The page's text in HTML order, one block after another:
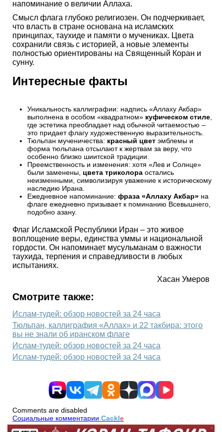
напоминание о величии Аллаха.
Смысл флага глубоко религиозен. Он подчеркивает,
что власть в стране основана на исламских
принципах, таухиде и памяти о мучениках. Цвета
сохранили связь с историей, а новые элементы
полностью ориентированы на Священный Коран и
сунну.
Интересные факты
Уникальность каллиграфии: надпись «Аллаху Акбар»
выполнена в особом «квадратном» куфическом стиле
где эстетика преобладает над обычной читаемостью –
это придает флагу художественную выразительность.
Тюльпан мученичества: красный цвет эмблемы и
форма тюльпана отсылают к жертвам за веру, что
особенно близко шиитской традиции.
Преемственность и изменения: хотя «Лев и Солнце»
были заменены, цвета триколора остались
неизменными, символизируя уважение к историческому
наследию Ирана.
Ежедневное напоминание: фраза «Аллаху Акбар» на
флаге ежедневно призывает к поминанию Всевышнего,
подобно азану.
Флаг Исламской Республики Иран – это живое
воплощение веры, единства уммы и национальной
гордости. Он напоминает мусульманам о важности
таухида, терпения и справедливости в любых
испытаниях.
Хасан Умеров
Смотрите также:
Ислам-тудей: обзор новостей за 24 часа
Тюльпан, каллиграфия «Аллах» и 22 такбира: этого
вы не знали об иранском флаге
Ислам-тудей: обзор новостей за 24 часа
Ислам-тудей: обзор новостей за 24 часа
Comments are disabled
Социальные комментарии Cackle